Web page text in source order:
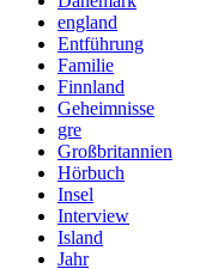
england
Entführung
Familie
Finnland
Geheimnisse
gre
Großbritannien
Hörbuch
Insel
Interview
Island
Jahr